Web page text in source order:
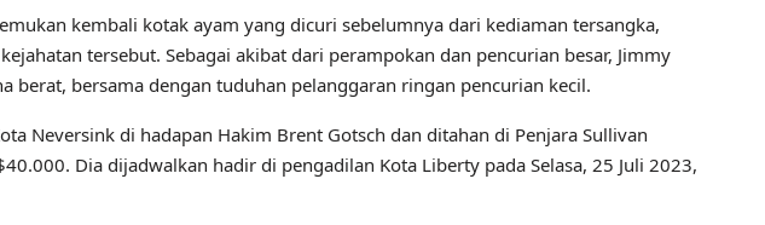
kembali kotak ayam yang dicuri sebelumnya dari kediaman tersangka,
tersebut. Sebagai akibat dari perampokan dan pencurian besar, Jimmy
berat, bersama dengan tuduhan pelanggaran ringan pencurian kecil.
Neversink di hadapan Hakim Brent Gotsch dan ditahan di Penjara Sullivan
Dia dijadwalkan hadir di pengadilan Kota Liberty pada Selasa, 25 Juli 2023,